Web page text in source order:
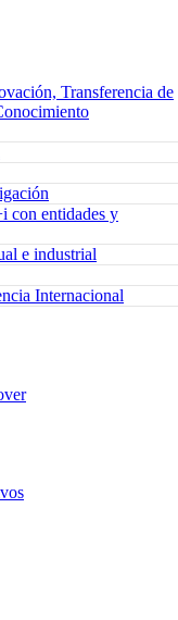
Transferencia de
con entidades y
e industrial
Internacional